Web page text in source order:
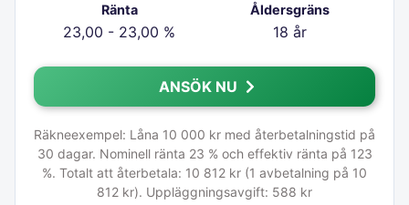
Ränta
23,00 - 23,00 %
Åldersgräns
18 år
ANSÖK NU
Räkneexempel: Låna 10 000 kr med återbetalningstid på
30 dagar. Nominell ränta 23 % och effektiv ränta på 123
%. Totalt att återbetala: 10 812 kr (1 avbetalning på 10
812 kr). Uppläggningsavgift: 588 kr